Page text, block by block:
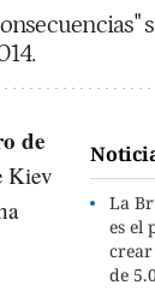
La
es el
de
de
Kiev